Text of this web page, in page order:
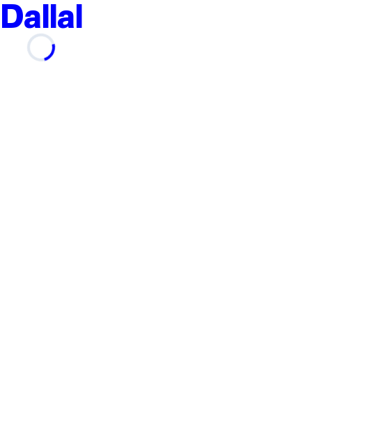
Dallal